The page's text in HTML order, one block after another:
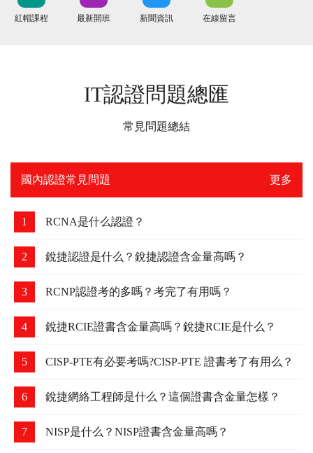
紅帽課程 最新開班 新聞資訊 在線留言
IT認證問題總匯
常見問題總結
國內認證常見問題 更多
1 RCNA是什么認證？
2 銳捷認證是什么？銳捷認證含金量高嗎？
3 RCNP認證考的多嗎？考完了有用嗎？
4 銳捷RCIE證書含金量高嗎？銳捷RCIE是什么？
5 CISP-PTE有必要考嗎?CISP-PTE 證書考了有用么？
6 銳捷網絡工程師是什么？這個證書含金量怎樣？
7 NISP是什么？NISP證書含金量高嗎？